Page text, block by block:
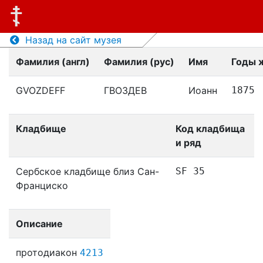
Назад на сайт музея
Фамилия (англ)
Фамилия (рус) Имя Годы
GVOZDEFF ГВОЗДЕВ Иоанн 1875
Кладбище
Код кладбища
и ряд
Сербское кладбище близ Сан-
Франциско
SF 35
Описание
протодиакон 4213